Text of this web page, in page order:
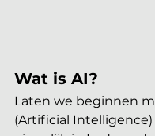
Wat is AI?
Laten we beginnen
(Artificial